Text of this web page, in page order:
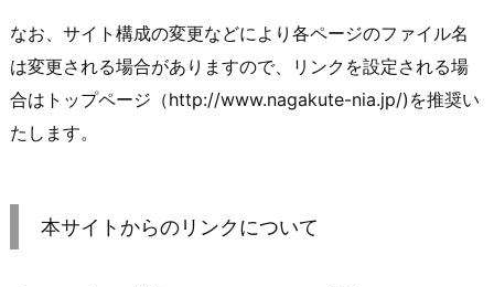
なお、サイト構成の変更などにより各ページのファイル名
は変更される場合がありますので、リンクを設定される場
合はトップページ（http://www.nagakute-nia.jp/)を推奨い
たします。
本サイトからのリンクについて